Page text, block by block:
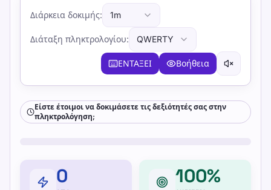
Διάρκεια δοκιμής: 1m
Διάταξη πληκτρολογίου: QWERTY
ΕΝΤΑΞΕΙ Βοήθεια
Είστε έτοιμοι να δοκιμάσετε τις δεξιότητές σας στην
πληκτρολόγηση;
0 100%